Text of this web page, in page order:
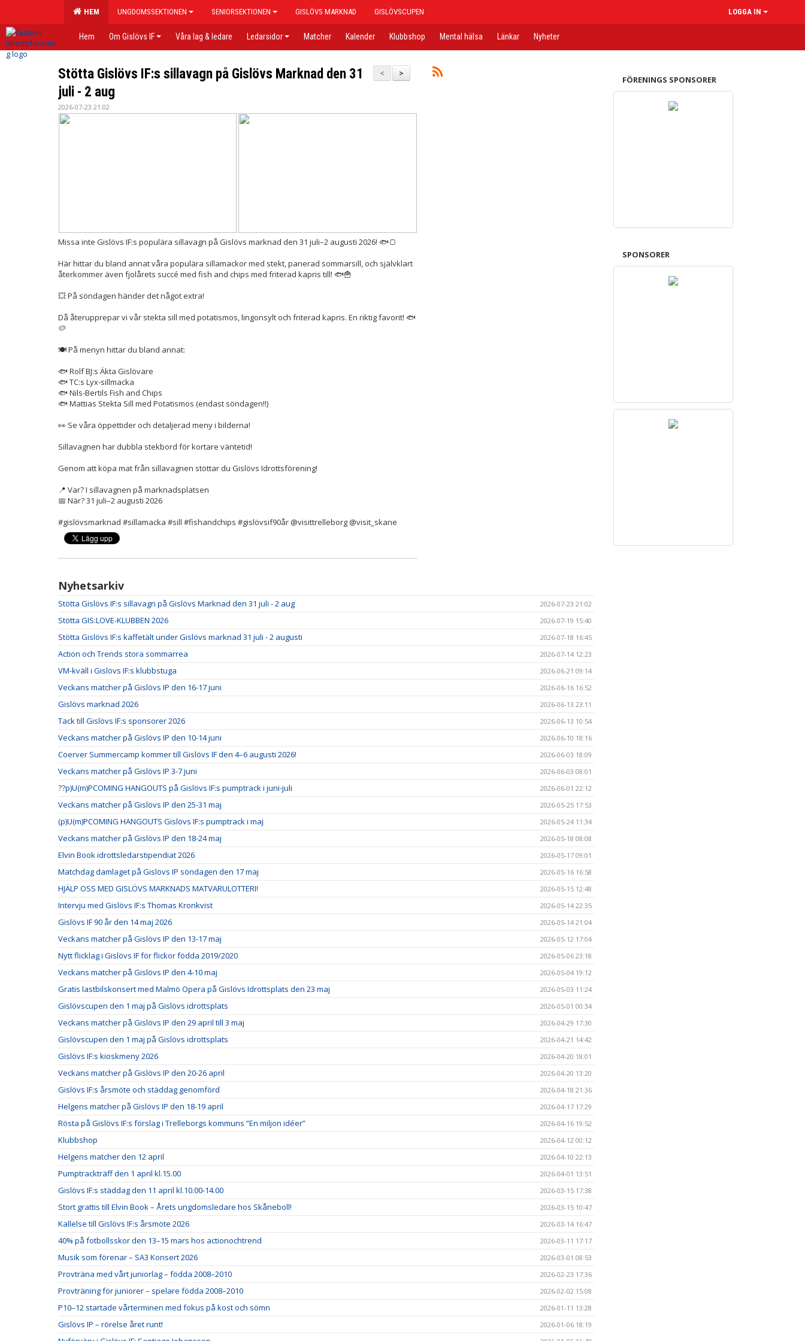
HEM UNGDOMSSEKTIONEN SENIORSEKTIONEN GISLÖVS MARKNAD GISLÖVSCUPEN LOGGA IN
Hem Om Gislövs IF Våra lag & ledare Ledarsidor Matcher Kalender Klubbshop Mental hälsa Länkar Nyheter
>
<
Stötta Gislövs IF:s sillavagn på Gislövs Marknad den 31
juli - 2 aug
2026-07-23 21:02
Missa inte Gislövs IF:s populära sillavagn på Gislövs marknad den 31 juli–2 augusti 2026! 🐟🍞
Här hittar du bland annat våra populära sillamackor med stekt, panerad sommarsill, och självklart
återkommer även fjolårets succé med fish and chips med friterad kapris till! 🐟🍟
💥 På söndagen händer det något extra!
Då återupprepar vi vår stekta sill med potatismos, lingonsylt och friterad kapris. En riktig favorit! 🐟
🥔
🍽️ På menyn hittar du bland annat:
🐟 Rolf BJ:s Äkta Gislövare
🐟 TC:s Lyx-sillmacka
🐟 Nils-Bertils Fish and Chips
🐟 Mattias Stekta Sill med Potatismos (endast söndagen‼️)
👀 Se våra öppettider och detaljerad meny i bilderna!
Sillavagnen har dubbla stekbord för kortare väntetid!
Genom att köpa mat från sillavagnen stöttar du Gislövs Idrottsförening!
📍 Var? I sillavagnen på marknadsplatsen
📅 När? 31 juli–2 augusti 2026
#gislövsmarknad #sillamacka #sill #fishandchips #gislövsif90år @visittrelleborg @visit_skane
Nyhetsarkiv
Stötta Gislövs IF:s sillavagn på Gislövs Marknad den 31 juli - 2 aug 2026-07-23 21:02
Stötta GIS:LOVE-KLUBBEN 2026 2026-07-19 15:40
Stötta Gislövs IF:s kaffetält under Gislövs marknad 31 juli - 2 augusti 2026-07-18 16:45
Action och Trends stora sommarrea 2026-07-14 12:23
VM-kväll i Gislövs IF:s klubbstuga 2026-06-21 09:14
Veckans matcher på Gislövs IP den 16-17 juni 2026-06-16 16:52
Gislövs marknad 2026 2026-06-13 23:11
Tack till Gislövs IF:s sponsorer 2026 2026-06-13 10:54
Veckans matcher på Gislövs IP den 10-14 juni 2026-06-10 18:16
Coerver Summercamp kommer till Gislövs IF den 4–6 augusti 2026! 2026-06-03 18:09
Veckans matcher på Gislövs IP 3-7 juni 2026-06-03 08:01
??p)U(m)PCOMING HANGOUTS på Gislövs IF:s pumptrack i juni-juli 2026-06-01 22:12
Veckans matcher på Gislövs IP den 25-31 maj 2026-05-25 17:53
(p)U(m)PCOMING HANGOUTS Gislövs IF:s pumptrack i maj 2026-05-24 11:34
Veckans matcher på Gislövs IP den 18-24 maj 2026-05-18 08:08
Elvin Book idrottsledarstipendiat 2026 2026-05-17 09:01
Matchdag damlaget på Gislövs IP söndagen den 17 maj 2026-05-16 16:58
HJÄLP OSS MED GISLÖVS MARKNADS MATVARULOTTERI! 2026-05-15 12:48
Intervju med Gislövs IF:s Thomas Kronkvist 2026-05-14 22:35
Gislövs IF 90 år den 14 maj 2026 2026-05-14 21:04
Veckans matcher på Gislövs IP den 13-17 maj 2026-05-12 17:04
Nytt flicklag i Gislövs IF för flickor födda 2019/2020 2026-05-06 23:18
Veckans matcher på Gislövs IP den 4-10 maj 2026-05-04 19:12
Gratis lastbilskonsert med Malmö Opera på Gislövs Idrottsplats den 23 maj 2026-05-03 11:24
Gislövscupen den 1 maj på Gislövs idrottsplats 2026-05-01 00:34
Veckans matcher på Gislövs IP den 29 april till 3 maj 2026-04-29 17:30
Gislövscupen den 1 maj på Gislövs idrottsplats 2026-04-21 14:42
Gislövs IF:s kioskmeny 2026 2026-04-20 18:01
Veckans matcher på Gislövs IP den 20-26 april 2026-04-20 13:20
Gislövs IF:s årsmöte och städdag genomförd 2026-04-18 21:36
Helgens matcher på Gislövs IP den 18-19 april 2026-04-17 17:29
Rösta på Gislövs IF:s förslag i Trelleborgs kommuns ”En miljon idéer” 2026-04-16 19:52
Klubbshop 2026-04-12 00:12
Helgens matcher den 12 april 2026-04-10 22:13
Pumptrackträff den 1 april kl.15.00 2026-04-01 13:51
Gislövs IF:s städdag den 11 april kl.10.00-14.00 2026-03-15 17:38
Stort grattis till Elvin Book – Årets ungdomsledare hos Skåneboll! 2026-03-15 10:47
Kallelse till Gislövs IF:s årsmöte 2026 2026-03-14 16:47
40% på fotbollsskor den 13–15 mars hos actionochtrend 2026-03-11 17:17
Musik som förenar – SA3 Konsert 2026 2026-03-01 08:53
Provträna med vårt juniorlag – födda 2008–2010 2026-02-23 17:36
Provträning för juniorer – spelare födda 2008–2010 2026-02-02 15:08
P10–12 startade vårterminen med fokus på kost och sömn 2026-01-11 13:28
Gislövs IP – rörelse året runt! 2026-01-06 18:19
FÖRENINGS SPONSORER
SPONSORER